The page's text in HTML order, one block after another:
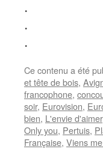
.
.
.
Ce contenu a été
et tête de bois,
francophone,
soir, Eurovision,
bien, L'envie d'aimer
Only you, Pertuis,
Française, Viens